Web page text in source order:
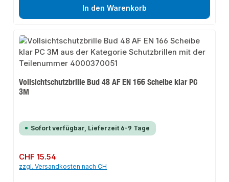
In den Warenkorb
Vollsichtschutzbrille Bud 48 AF EN 166 Scheibe klar PC
3M
Sofort verfügbar, Lieferzeit 6-9 Tage
Regulärer Preis:
CHF 15.54
zzgl. Versandkosten nach CH